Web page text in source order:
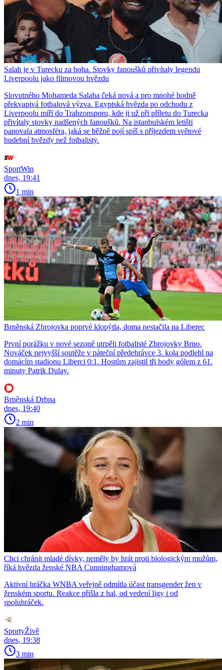
Salah je v Turecku za boha. Stovky fanoušků přivítaly legendu
Liverpoolu jako filmovou hvězdu
Slovutného Mohameda Salaha čeká nová a pro mnohé hodně
překvapivá fotbalová výzva. Egyptská hvězda po odchodu z
Liverpoolu míří do Trabzonsporu, kde ji už při příletu do Turecka
přivítaly stovky nadšených fanoušků. Na istanbulském letišti
panovala atmosféra, jaká se běžně pojí spíš s příjezdem světové
hudební hvězdy než fotbalisty.
SportWin
dnes, 19:41
1 min
Brněnská Zbrojovka poprvé klopýtla, doma nestačila na Liberec
První porážku v nové sezoně utrpěli fotbalisté Zbrojovky Brno.
Nováček nejvyšší soutěže v páteční předehrávce 3. kola podlehl na
domácím stadionu Liberci 0:1. Hostům zajistil tři body gólem z 61.
minuty Patrik Dulay.
Brněnská Drbna
dnes, 19:40
2 min
Chci chránit mladé dívky, neměly by hrát proti biologickým mužům,
říká hvězda ženské NBA Cunninghamová
Aktivní hráčka WNBA veřejně odmítla účast transgender žen v
ženském sportu. Reakce přišla z hal, od vedení ligy i od
spoluhráček.
SportyŽivě
dnes, 19:38
3 min